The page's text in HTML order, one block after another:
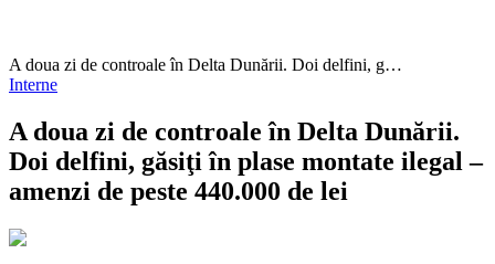
A doua zi de controale în Delta Dunării. Doi delfini, g…
Interne
A doua zi de controale în Delta Dunării.
Doi delfini, găsiţi în plase montate ilegal –
amenzi de peste 440.000 de lei